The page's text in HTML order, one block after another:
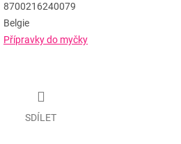
8700216240079
Belgie
Přípravky do myčky
SDÍLET